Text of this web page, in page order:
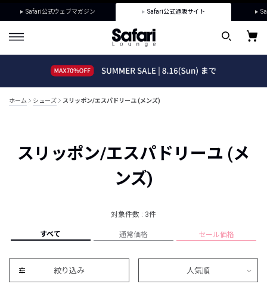
Safari公式ウェブマガジン Safari公式通販サイト
ホーム シューズ スリッポン/エスパドリーユ (メンズ)
スリッポン/エスパドリーユ (メ
ンズ)
対象件数 : 3件
すべて 通常価格 セール価格
絞り込み 人気順